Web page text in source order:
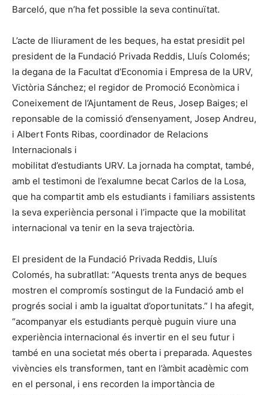
Barceló, que n’ha fet possible la seva continuïtat.
L’acte de lliurament de les beques, ha estat presidit pel
president de la Fundació Privada Reddis, Lluís Colomés;
la degana de la Facultat d’Economia i Empresa de la URV,
Victòria Sánchez; el regidor de Promoció Econòmica i
Coneixement de l’Ajuntament de Reus, Josep Baiges; el
reponsable de la comissió d’ensenyament, Josep Andreu,
i Albert Fonts Ribas, coordinador de Relacions
Internacionals i
mobilitat d’estudiants URV. La jornada ha comptat, també,
amb el testimoni de l’exalumne becat Carlos de la Losa,
que ha compartit amb els estudiants i familiars assistents
la seva experiència personal i l’impacte que la mobilitat
internacional va tenir en la seva trajectòria.
El president de la Fundació Privada Reddis, Lluís
Colomés, ha subratllat: “Aquests trenta anys de beques
mostren el compromís sostingut de la Fundació amb el
progrés social i amb la igualtat d’oportunitats.” I ha afegit,
“acompanyar els estudiants perquè puguin viure una
experiència internacional és invertir en el seu futur i
també en una societat més oberta i preparada. Aquestes
vivències els transformen, tant en l’àmbit acadèmic com
en el personal, i ens recorden la importància de